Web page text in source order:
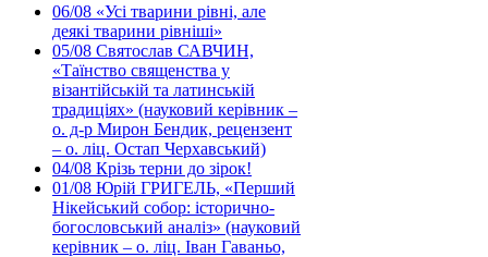
06/08 «Усі тварини рівні, але
деякі тварини рівніші»
05/08 Святослав САВЧИН,
«Таїнство священства у
візантійській та латинській
традиціях» (науковий керівник –
о. д-р Мирон Бендик, рецензент
– о. ліц. Остап Черхавський)
04/08 Крізь терни до зірок!
01/08 Юрій ГРИГЕЛЬ, «Перший
Нікейський собор: історично-
богословський аналіз» (науковий
керівник – о. ліц. Іван Гаваньо,